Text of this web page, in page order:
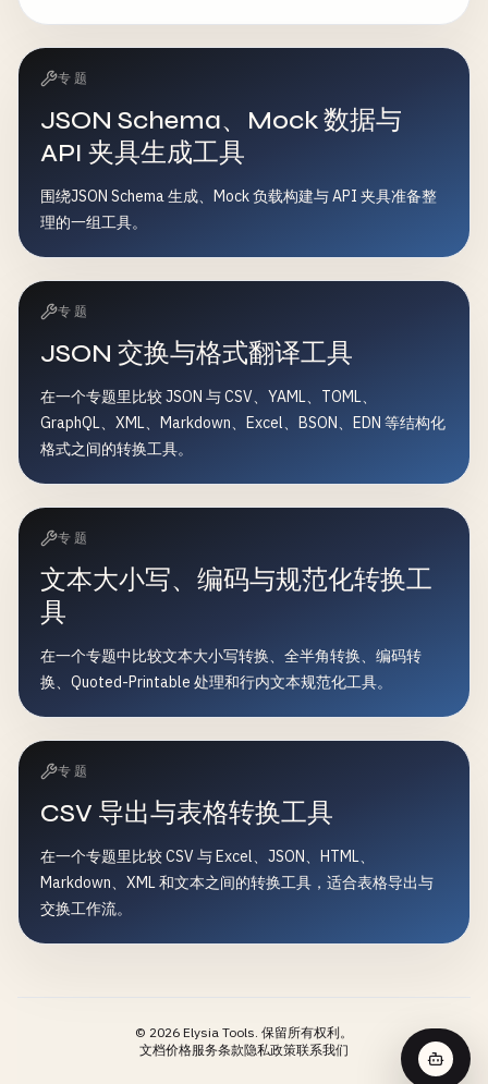
专题
JSON Schema、Mock 数据与
API 夹具生成工具
围绕JSON Schema 生成、Mock 负载构建与 API 夹具准备整
理的一组工具。
专题
JSON 交换与格式翻译工具
在一个专题里比较 JSON 与 CSV、YAML、TOML、
GraphQL、XML、Markdown、Excel、BSON、EDN 等结构化
格式之间的转换工具。
专题
文本大小写、编码与规范化转换工
具
在一个专题中比较文本大小写转换、全半角转换、编码转
换、Quoted-Printable 处理和行内文本规范化工具。
专题
CSV 导出与表格转换工具
在一个专题里比较 CSV 与 Excel、JSON、HTML、
Markdown、XML 和文本之间的转换工具，适合表格导出与
交换工作流。
© 2026 Elysia Tools. 保留所有权利。
文档价格服务条款隐私政策联系我们